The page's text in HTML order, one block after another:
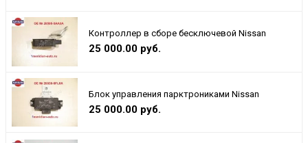
Контроллер в сборе бесключевой Nissan
25 000.00 руб.
Блок управления парктрониками Nissan
25 000.00 руб.